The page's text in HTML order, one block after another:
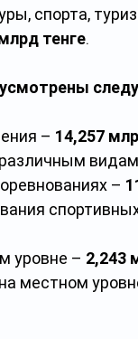
спорта,
тенге.
– 14,257
–
уровне – 2,243
местном